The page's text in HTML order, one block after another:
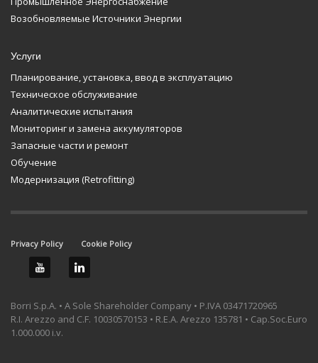
Возобновляемые Источники Энергии
Услуги
Планирование, установка, ввод в эксплуатацию
Техническое обслуживание
Аналитические испытания
Мониторинг и замена аккумуляторов
Запасные части и ремонт
Обучение
Модернизация (Retrofitting)
Privacy Policy Cookie Policy
Borri S.p.A. • A Sole Shareholder Company • P.IVA 03471720965
R.I. Arezzo and C.F. 10030570153 • R.E.A. Arezzo 135781 • Cap.Soc.Euro
1.000.000 i.v.